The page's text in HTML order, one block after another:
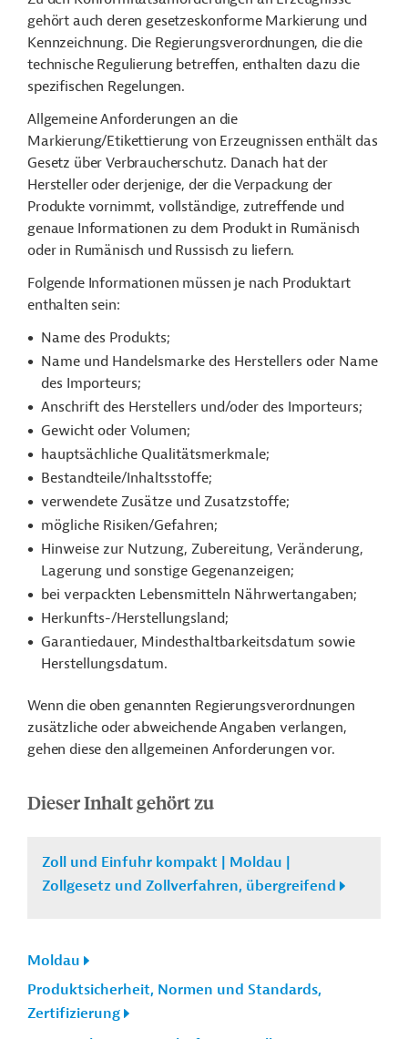
gehört auch deren gesetzeskonforme Markierung und
Kennzeichnung. Die Regierungsverordnungen, die die
technische Regulierung betreffen, enthalten dazu die
spezifischen Regelungen.
Allgemeine Anforderungen an die
Markierung/Etikettierung von Erzeugnissen enthält das
Gesetz über Verbraucherschutz. Danach hat der
Hersteller oder derjenige, der die Verpackung der
Produkte vornimmt, vollständige, zutreffende und
genaue Informationen zu dem Produkt in Rumänisch
oder in Rumänisch und Russisch zu liefern.
Folgende Informationen müssen je nach Produktart
enthalten sein:
Name des Produkts;
Name und Handelsmarke des Herstellers oder Name
des Importeurs;
Anschrift des Herstellers und/oder des Importeurs;
Gewicht oder Volumen;
hauptsächliche Qualitätsmerkmale;
Bestandteile/Inhaltsstoffe;
verwendete Zusätze und Zusatzstoffe;
mögliche Risiken/Gefahren;
Hinweise zur Nutzung, Zubereitung, Veränderung,
Lagerung und sonstige Gegenanzeigen;
bei verpackten Lebensmitteln Nährwertangaben;
Herkunfts-/Herstellungsland;
Garantiedauer, Mindesthaltbarkeitsdatum sowie
Herstellungsdatum.
Wenn die oben genannten Regierungsverordnungen
zusätzliche oder abweichende Angaben verlangen,
gehen diese den allgemeinen Anforderungen vor.
Dieser Inhalt gehört zu
Zoll und Einfuhr kompakt | Moldau |
Zollgesetz und Zollverfahren, übergreifend
Moldau
Produktsicherheit, Normen und Standards,
Zertifizierung